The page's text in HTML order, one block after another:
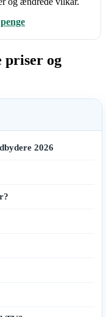
priser og
2026